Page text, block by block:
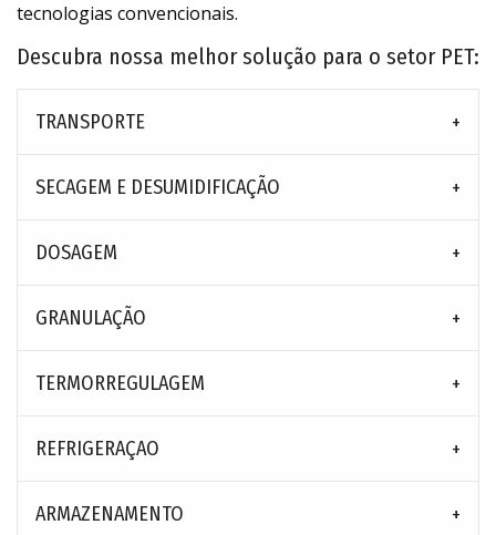
tecnologias convencionais.
Descubra nossa melhor solução para o setor PET:
TRANSPORTE
SECAGEM E DESUMIDIFICAÇÃO
DOSAGEM
GRANULAÇÃO
TERMORREGULAGEM
REFRIGERAÇAO
ARMAZENAMENTO